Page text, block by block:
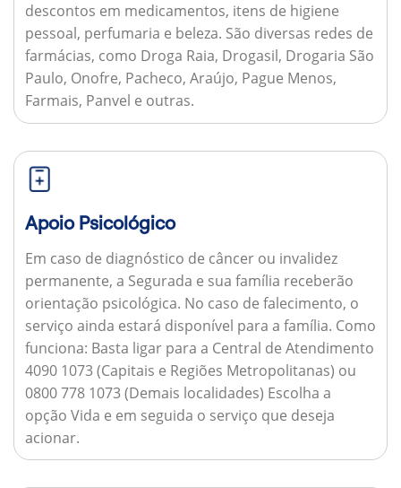
descontos em medicamentos, itens de higiene
pessoal, perfumaria e beleza. São diversas redes de
farmácias, como Droga Raia, Drogasil, Drogaria São
Paulo, Onofre, Pacheco, Araújo, Pague Menos,
Farmais, Panvel e outras.
Apoio Psicológico
Em caso de diagnóstico de câncer ou invalidez
permanente, a Segurada e sua família receberão
orientação psicológica. No caso de falecimento, o
serviço ainda estará disponível para a família. Como
funciona: Basta ligar para a Central de Atendimento
4090 1073 (Capitais e Regiões Metropolitanas) ou
0800 778 1073 (Demais localidades) Escolha a
opção Vida e em seguida o serviço que deseja
acionar.